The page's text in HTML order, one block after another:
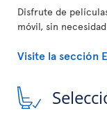
Disfrute de
móvil, sin
Visite la sección